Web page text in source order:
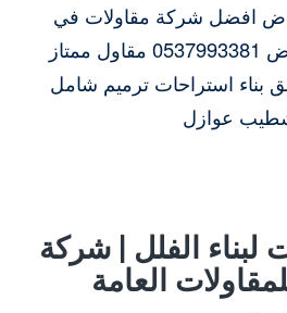
افضل شركة مقاولات في
الرياض شركة الرياض 0537993381 مقاول ممتاز
بناء استراحات ترميم شامل
عوازل
لبناء الفلل | شركة
العامة